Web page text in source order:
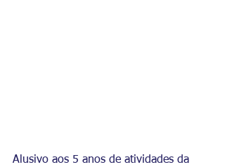
Alusivo aos 5 anos de atividades da